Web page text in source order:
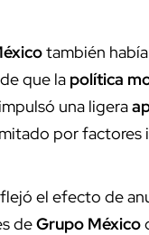
también
que la política
una ligera
por factores
el efecto de
deGrupo México